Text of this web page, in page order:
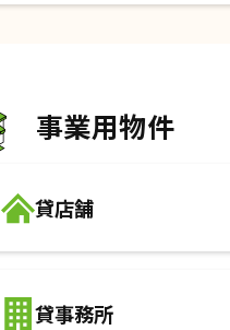
事業用物件
貸店舗
貸事務所